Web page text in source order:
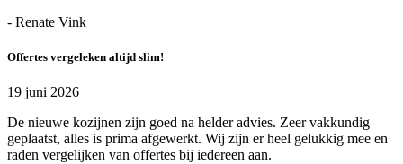
- Renate Vink
Offertes vergeleken altijd slim!
19 juni 2026
De nieuwe kozijnen zijn goed na helder advies. Zeer vakkundig
geplaatst, alles is prima afgewerkt. Wij zijn er heel gelukkig mee en
raden vergelijken van offertes bij iedereen aan.